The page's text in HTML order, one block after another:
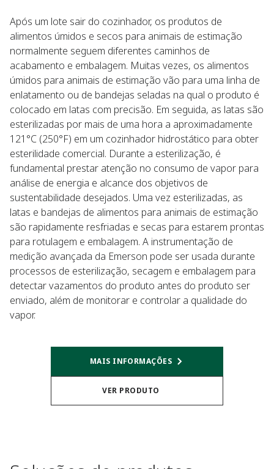
Após um lote sair do cozinhador, os produtos de
alimentos úmidos e secos para animais de estimação
normalmente seguem diferentes caminhos de
acabamento e embalagem. Muitas vezes, os alimentos
úmidos para animais de estimação vão para uma linha de
enlatamento ou de bandejas seladas na qual o produto é
colocado em latas com precisão. Em seguida, as latas são
esterilizadas por mais de uma hora a aproximadamente
121°C (250°F) em um cozinhador hidrostático para obter
esterilidade comercial. Durante a esterilização, é
fundamental prestar atenção no consumo de vapor para
análise de energia e alcance dos objetivos de
sustentabilidade desejados. Uma vez esterilizadas, as
latas e bandejas de alimentos para animais de estimação
são rapidamente resfriadas e secas para estarem prontas
para rotulagem e embalagem. A instrumentação de
medição avançada da Emerson pode ser usada durante
processos de esterilização, secagem e embalagem para
detectar vazamentos do produto antes do produto ser
enviado, além de monitorar e controlar a qualidade do
vapor.
MAIS INFORMAÇÕES
VER PRODUTO